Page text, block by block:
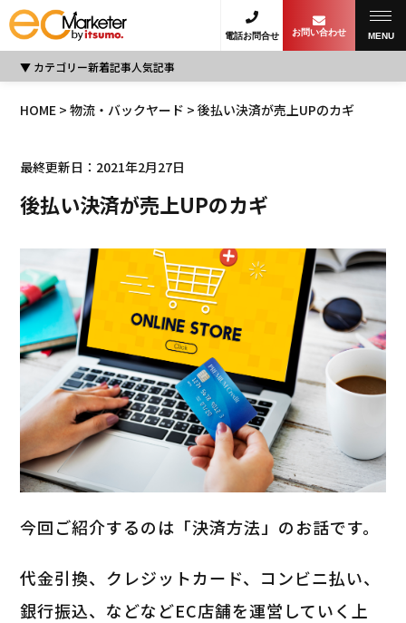
電話お問合せ お問い合わせ MENU
カテゴリー新着記事人気記事
HOME >物流・バックヤード > 後払い決済が売上UPのカギ
最終更新日：2021年2月27日
後払い決済が売上UPのカギ
今回ご紹介するのは「決済方法」のお話です。
代金引換、クレジットカード、コンビニ払い、
銀行振込、などなどEC店舗を運営していく上